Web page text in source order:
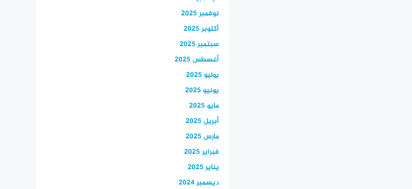
نوفمبر 2025
أكتوبر 2025
سبتمبر 2025
أغسطس 2025
يوليو 2025
يونيو 2025
مايو 2025
أبريل 2025
مارس 2025
فبراير 2025
يناير 2025
ديسمبر 2024